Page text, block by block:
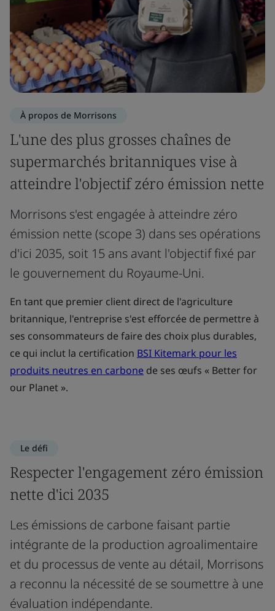
À propos de Morrisons
L'une des plus grosses chaînes de
supermarchés britanniques vise à
atteindre l'objectif zéro émission nette
Morrisons s'est engagée à atteindre zéro
émission nette (scope 3) dans ses opérations
d'ici 2035, soit 15 ans avant l'objectif fixé par
le gouvernement du Royaume-Uni.
En tant que premier client direct de l'agriculture
britannique, l'entreprise s'est efforcée de permettre à
ses consommateurs de faire des choix plus durables,
ce qui inclut la certification BSI Kitemark pour les
produits neutres en carbone de ses œufs « Better for
our Planet ».
Le défi
Respecter l'engagement zéro émission
nette d'ici 2035
Les émissions de carbone faisant partie
intégrante de la production agroalimentaire
et du processus de vente au détail, Morrisons
a reconnu la nécessité de se soumettre à une
évaluation indépendante.